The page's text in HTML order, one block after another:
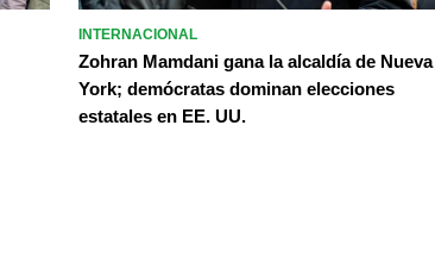
INTERNACIONAL
Zohran Mamdani gana la alcaldía de Nueva
York; demócratas dominan elecciones
estatales en EE. UU.